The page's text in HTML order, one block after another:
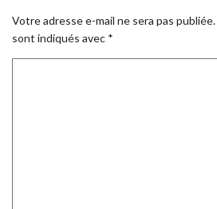
Votre adresse e-mail ne sera pas publiée.
sont indiqués avec *